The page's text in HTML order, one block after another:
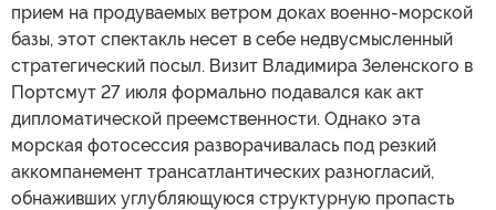
прием на продуваемых ветром доках военно-морской
базы, этот спектакль несет в себе недвусмысленный
стратегический посыл. Визит Владимира Зеленского в
Портсмут 27 июля формально подавался как акт
дипломатической преемственности. Однако эта
морская фотосессия разворачивалась под резкий
аккомпанемент трансатлантических разногласий,
обнаживших углубляющуюся структурную пропасть